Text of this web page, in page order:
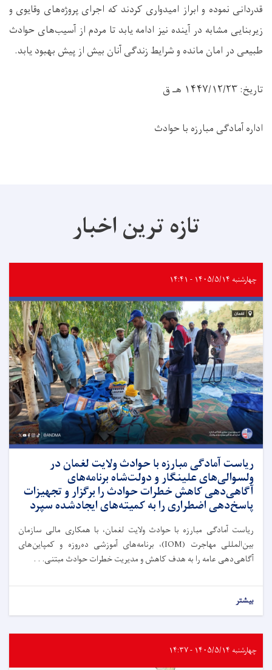
قدردانی نموده و ابراز امیدواری کردند که اجرای پروژه‌های وقایوی و
زیربنایی مشابه در آینده نیز ادامه یابد تا مردم از آسیب‌های حوادث
طبیعی در امان مانده و شرایط زندگی آنان بیش از پیش بهبود یابد.
تاریخ: ۱۴۴۷/۱۲/۲۳ هـ ق
اداره آمادگی مبارزه با حوادث
تازه ترین اخبار
چهارشنبه ۱۴۰۵/۵/۱۴ - ۱۴:۴۱
ریاست آمادگی مبارزه با حوادث ولایت لغمان در
ولسوالی‌های علینگار و دولت‌شاه برنامه‌های
آگاهی‌دهی کاهش خطرات حوادث را برگزار و تجهیزات
پاسخ‌دهی اضطراری را به کمیته‌های ایجادشده سپرد
ریاست آمادگی مبارزه با حوادث ولایت لغمان، با همکاری مالی سازمان
بین‌المللی مهاجرت (IOM)، برنامه‌های آموزشی ده‌روزه و کمپاین‌های
آگاهی‌دهی عامه را به هدف کاهش و مدیریت خطرات حوادث مبتنی. . .
بیشتر
چهارشنبه ۱۴۰۵/۵/۱۴ - ۱۴:۳۷